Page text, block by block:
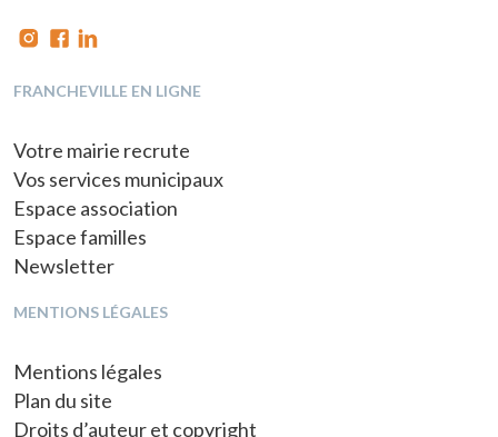
FRANCHEVILLE EN LIGNE
Votre mairie recrute
Vos services municipaux
Espace association
Espace familles
Newsletter
MENTIONS LÉGALES
Mentions légales
Plan du site
Droits d’auteur et copyright